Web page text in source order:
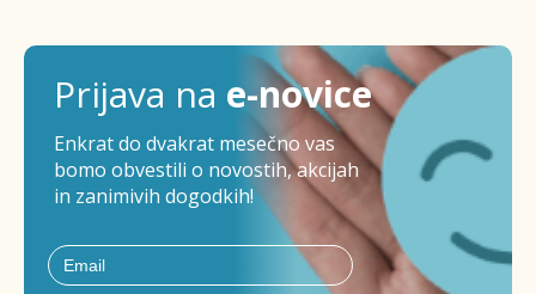
Prijava na e-novice
Enkrat do dvakrat mesečno vas
bomo obvestili o novostih, akcijah
in zanimivih dogodkih!